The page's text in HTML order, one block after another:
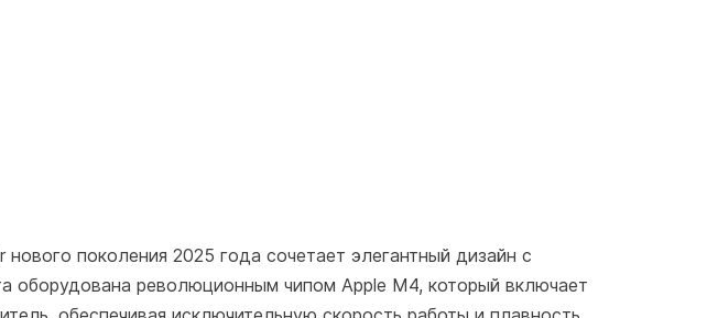
поколения 2025 года сочетает элегантный дизайн с
оборудована революционным чипом Apple M4, который включает